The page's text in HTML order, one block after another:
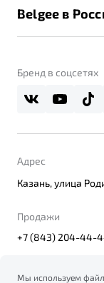
Помощь на дорогах
Belgee Линк
Belgee в
О дилерском
Правовая
Бренд в соцсетях
Адрес
Казань, улица
Продажи
+7 (843) 204-44-
Мы используем